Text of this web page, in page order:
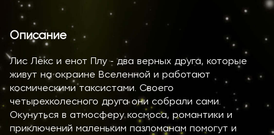
Описание
Лис Лекс и енот Плу - два верных друга, которые
живут на окраине Вселенной и работают
космическими таксистами. Своего
четырехколесного друга они собрали сами.
Окунуться в атмосферу космоса, романтики и
приключений маленьким пазломанам помогут и